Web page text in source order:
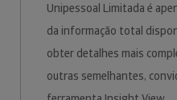
Unipessoal Limitada é
da informação total
obter detalhes mais
outras semelhantes,